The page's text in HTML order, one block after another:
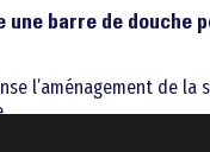
une barre de douche
l’aménagement de la